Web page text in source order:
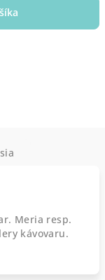
Meria resp.
kávovaru.